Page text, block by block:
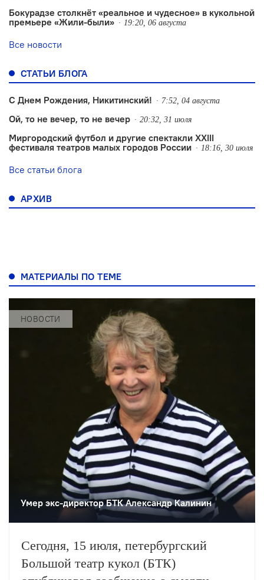
Бокурадзе столкнëт «реальное и чудесное» в кукольной
премьере «Жили-были»
19:20, 06 августа
Все новости
СТАТЬИ БЛОГА
С Днем Рождения, Никитинский! 7:52, 04 августа
Ой, то не вечер, то не вечер 20:32, 31 июля
Миргородский футбол и другие спектакли XXIII
фестиваля театров малых городов России
18:16, 30 июля
Все статьи блога
АРХИВ
МАТЕРИАЛЫ ПО ТЕМЕ
НОВОСТИ
Умер экс-директор БТК Александр Калинин
Сегодня, 15 июля, петербургский
Большой театр кукол (БТК)